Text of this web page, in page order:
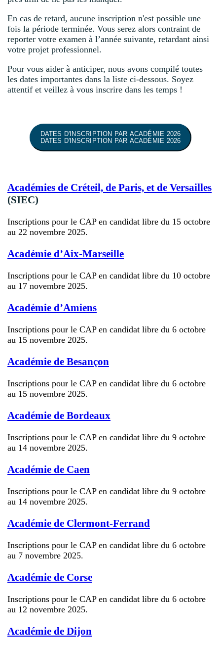
En cas de retard, aucune inscription n'est possible une
fois la période terminée. Vous serez alors contraint de
reporter votre examen à l’année suivante, retardant ainsi
votre projet professionnel.
Pour vous aider à anticiper, nous avons compilé toutes
les dates importantes dans la liste ci-dessous. Soyez
attentif et veillez à vous inscrire dans les temps !
DATES D'INSCRIPTION PAR ACADÉMIE 2026
DATES D'INSCRIPTION PAR ACADÉMIE 2026
Académies de Créteil, de Paris, et de Versailles
(SIEC)
Inscriptions pour le CAP en candidat libre du 15 octobre
au 22 novembre 2025.
Académie d’Aix-Marseille
Inscriptions pour le CAP en candidat libre du 10 octobre
au 17 novembre 2025.
Académie d’Amiens
Inscriptions pour le CAP en candidat libre du 6 octobre
au 15 novembre 2025.
Académie de Besançon
Inscriptions pour le CAP en candidat libre du 6 octobre
au 15 novembre 2025.
Académie de Bordeaux
Inscriptions pour le CAP en candidat libre du 9 octobre
au 14 novembre 2025.
Académie de Caen
Inscriptions pour le CAP en candidat libre du 9 octobre
au 14 novembre 2025.
Académie de Clermont-Ferrand
Inscriptions pour le CAP en candidat libre du 6 octobre
au 7 novembre 2025.
Académie de Corse
Inscriptions pour le CAP en candidat libre du 6 octobre
au 12 novembre 2025.
Académie de Dijon